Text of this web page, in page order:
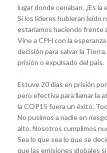
lugar donde cenaban. ¿Es la
Si los líderes hubieran leído
estaríamos haciendo frente
Vine a CPH con la
decisión para salvar la
prisión o expulsado del país.
Estuve 20 días en prisión
pero efectiva para llamar la
la COP15 fuera un éxito.
No pusimos a nadie en
alto. Nosotros cumplimos
Sea lo que sea lo que se
que las emisiones globales